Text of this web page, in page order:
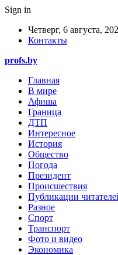
Sign in
Четверг, 6 августа,
Контакты
profs.by
Главная
В мире
Афиша
Граница
ДТП
Интересное
История
Общество
Погода
Президент
Происшествия
Публикации
Разное
Спорт
Транспорт
Фото и видео
Экономика